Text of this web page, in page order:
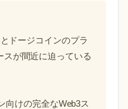
ドージコインのプラ
スが間近に迫っている
向けの完全なWeb3ス